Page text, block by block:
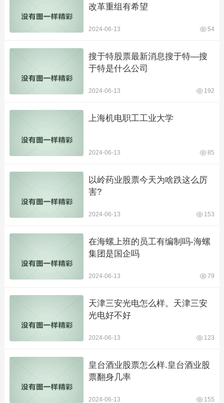
改革重组有希望
2024-06-13 54
搜于特股票最新消息搜于特—搜
于特是什么公司
2024-06-13 192
上海机电职工工业大学
2024-06-13 85
以岭药业股票今天为啥跌这么厉
害?
2024-06-13 153
在海螺上班的员工有编制吗-海螺
集团是国企吗
2024-06-13 79
天津三安光电怎么样。天津三安
光电好不好
2024-06-13 123
皇台酒业股票怎么样.皇台酒业股
票翻身几率
2024-06-13 155